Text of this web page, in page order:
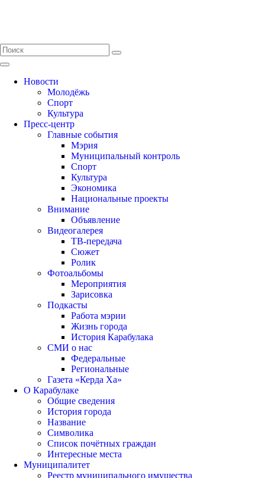
Новости
Молодёжь
Спорт
Культура
Пресс-центр
Главные события
Мэрия
Муниципальный контроль
Спорт
Культура
Экономика
Национальные проекты
Внимание
Объявление
Видеогалерея
ТВ-передача
Сюжет
Ролик
Фотоальбомы
Мероприятия
Зарисовка
Подкасты
Работа мэрии
Жизнь города
История Карабулака
СМИ о нас
Федеральные
Региональные
Газета «Керда Ха»
О Карабулаке
Общие сведения
История города
Название
Символика
Список почётных граждан
Интересные места
Муниципалитет
Реестр муниципального имущества